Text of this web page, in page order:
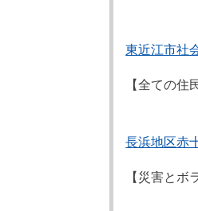
東近江市社
【全ての
長浜地区赤
【災害とボ